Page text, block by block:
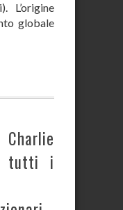
L’origine
globale
tutti i